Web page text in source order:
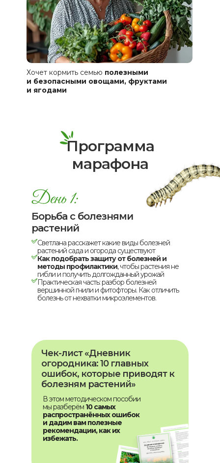
Хочет кормить семью полезными
и безопасными овощами, фруктами
и ягодами
Программа
марафона
Борьба с болезнями
растений
Светлана расскажет какие виды болезней
растений сада и огорода существуют
Как подобрать защиту от болезней и
методы профилактики, чтобы растения не
гибли и получить долгожданный урожай
Практическая часть: разбор болезней
вершинной гнили и фитофторы. Как отличить
болезнь от нехватки микроэлементов.
Чек-лист «Дневник
огородника: 10 главных
ошибок, которые приводят к
болезням растений»
В этом методическом пособии
мы разберём 10 самых
распространённых ошибок
и дадим вам полезные
рекомендации, как их
избежать.